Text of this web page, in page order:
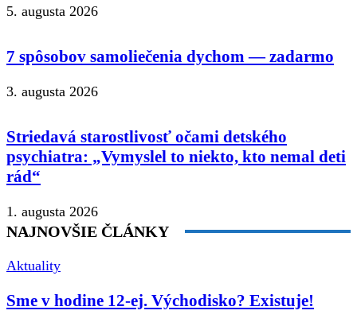
5. augusta 2026
7 spôsobov samoliečenia dychom — zadarmo
3. augusta 2026
Striedavá starostlivosť očami detského
psychiatra: „Vymyslel to niekto, kto nemal deti
rád“
1. augusta 2026
NAJNOVŠIE ČLÁNKY
Aktuality
Sme v hodine 12-ej. Východisko? Existuje!